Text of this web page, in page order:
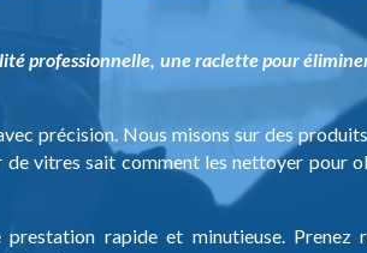
professionnelle, une raclette pour
précision. Nous misons sur des
vitres sait comment les nettoyer pour
rapide et minutieuse. Prenez